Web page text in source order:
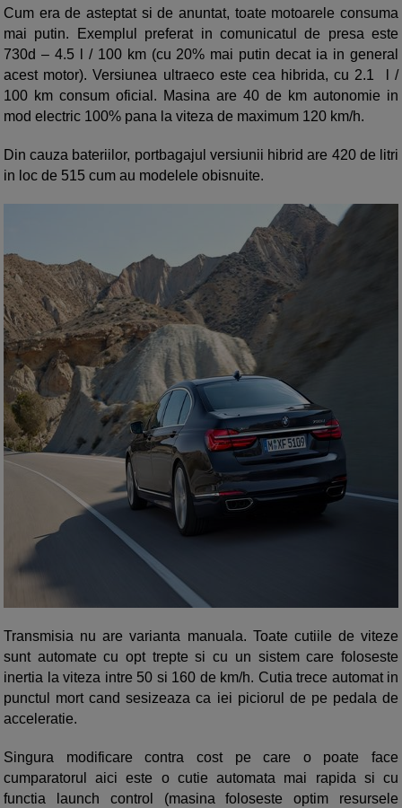
Cum era de asteptat si de anuntat, toate motoarele consuma
mai putin. Exemplul preferat in comunicatul de presa este
730d – 4.5 l / 100 km (cu 20% mai putin decat ia in general
acest motor). Versiunea ultraeco este cea hibrida, cu 2.1 l /
100 km consum oficial. Masina are 40 de km autonomie in
mod electric 100% pana la viteza de maximum 120 km/h.
Din cauza bateriilor, portbagajul versiunii hibrid are 420 de litri
in loc de 515 cum au modelele obisnuite.
Transmisia nu are varianta manuala. Toate cutiile de viteze
sunt automate cu opt trepte si cu un sistem care foloseste
inertia la viteza intre 50 si 160 de km/h. Cutia trece automat in
punctul mort cand sesizeaza ca iei piciorul de pe pedala de
acceleratie.
Singura modificare contra cost pe care o poate face
cumparatorul aici este o cutie automata mai rapida si cu
functia launch control (masina foloseste optim resursele